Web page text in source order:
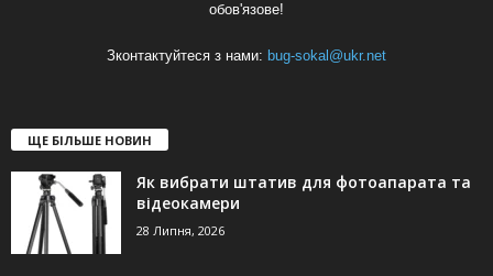
обов'язове!
Зконтактуйтеся з нами: bug-sokal@ukr.net
ЩЕ БІЛЬШЕ НОВИН
Як вибрати штатив для фотоапарата та
відеокамери
28 Липня, 2026